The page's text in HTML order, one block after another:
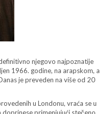
njegovo najpoznatije
1966. godine, na arapskom, a
je preveden na više od 20
u Londonu, vraća se u